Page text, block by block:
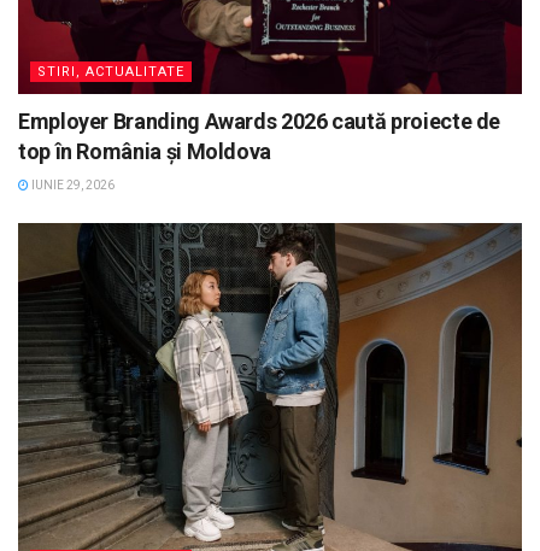
STIRI, ACTUALITATE
Employer Branding Awards 2026 caută proiecte de
top în România și Moldova
IUNIE 29, 2026